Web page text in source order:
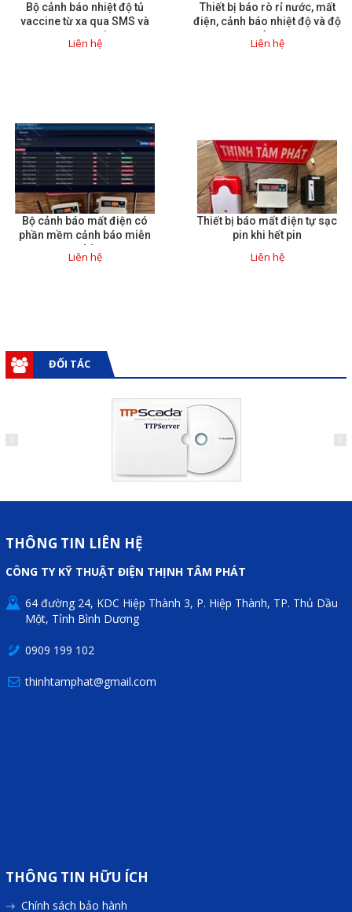
Bộ cảnh báo nhiệt độ tủ
vaccine từ xa qua SMS và
cuộc gọi
Liên hệ
Thiết bị báo rò rỉ nước, mất
điện, cảnh báo nhiệt độ và độ
ẩm
Liên hệ
Bộ cảnh báo mất điện có
phần mềm cảnh báo miễn
phí
Liên hệ
Thiết bị báo mất điện tự sạc
pin khi hết pin
Liên hệ
ĐỐI TÁC
THÔNG TIN LIÊN HỆ
CÔNG TY KỸ THUẬT ĐIỆN THỊNH TÂM PHÁT
64 đường 24, KDC Hiệp Thành 3, P. Hiệp Thành, TP. Thủ Dầu
Một, Tỉnh Bình Dương
0909 199 102
thinhtamphat@gmail.com
THÔNG TIN HỮU ÍCH
Chính sách bảo hành